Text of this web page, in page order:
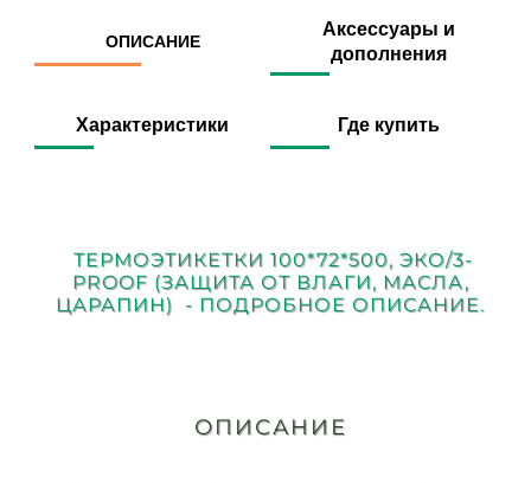
ОПИСАНИЕ
Аксессуары и
дополнения
Характеристики Где купить
ТЕРМОЭТИКЕТКИ 100*72*500, ЭКО/3-
PROOF (ЗАЩИТА ОТ ВЛАГИ, МАСЛА,
ЦАРАПИН) - ПОДРОБНОЕ ОПИСАНИЕ.
ОПИСАНИЕ